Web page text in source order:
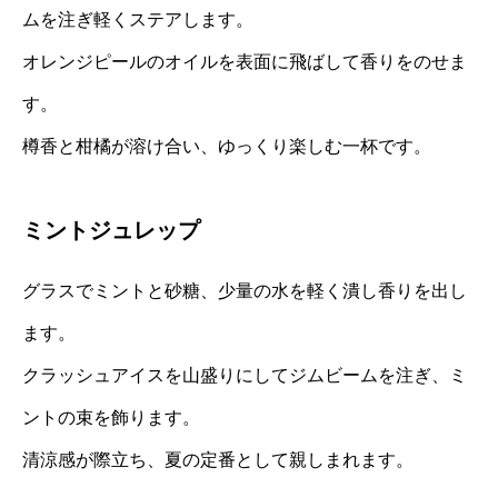
ムを注ぎ軽くステアします。
オレンジピールのオイルを表面に飛ばして香りをのせま
す。
樽香と柑橘が溶け合い、ゆっくり楽しむ一杯です。
ミントジュレップ
グラスでミントと砂糖、少量の水を軽く潰し香りを出し
ます。
クラッシュアイスを山盛りにしてジムビームを注ぎ、ミ
ントの束を飾ります。
清涼感が際立ち、夏の定番として親しまれます。